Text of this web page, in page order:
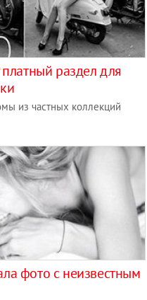
раздел для
из частных коллекций
фото с неизвестным